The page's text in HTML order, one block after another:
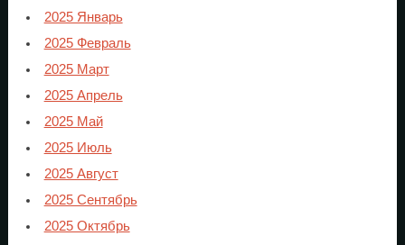
2025 Январь
2025 Февраль
2025 Март
2025 Апрель
2025 Май
2025 Июль
2025 Август
2025 Сентябрь
2025 Октябрь